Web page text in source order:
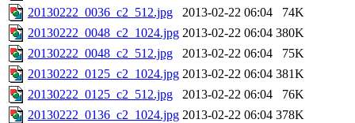
20130222_0036_c2_512.jpg
2013-02-22 06:04
74K
20130222_0048_c2_1024.jpg 2013-02-22 06:04 380K
20130222_0048_c2_512.jpg
2013-02-22 06:04
75K
20130222_0125_c2_1024.jpg 2013-02-22 06:04 381K
20130222_0125_c2_512.jpg
2013-02-22 06:04
76K
20130222_0136_c2_1024.jpg 2013-02-22 06:04 378K